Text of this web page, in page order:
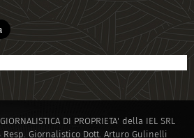
GIORNALISTICA DI PROPRIETA' della IEL SRL
Resp. Giornalistico Dott. Arturo Gulinelli